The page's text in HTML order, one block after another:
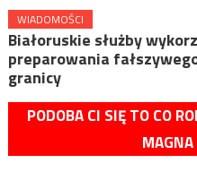
WIADOMOŚCI
Białoruskie służby
preparowania
granicy
PODOBA CI SIĘ TO CO